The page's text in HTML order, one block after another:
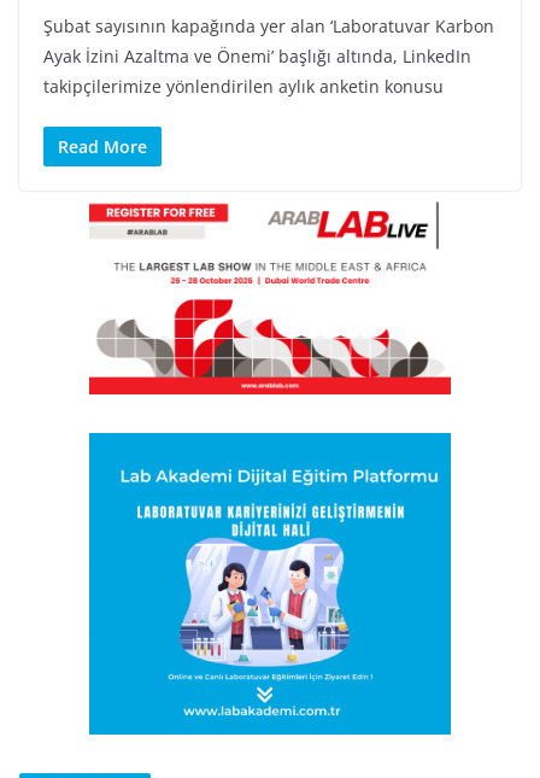
Şubat sayısının kapağında yer alan ‘Laboratuvar Karbon
Ayak İzini Azaltma ve Önemi’ başlığı altında, LinkedIn
takipçilerimize yönlendirilen aylık anketin konusu
Read More